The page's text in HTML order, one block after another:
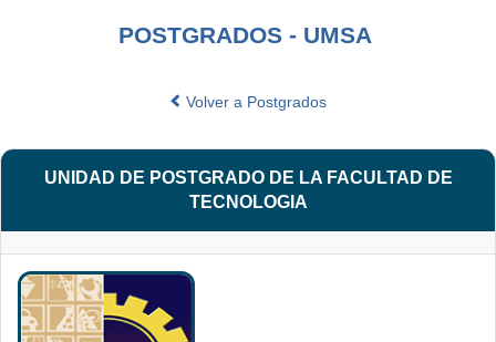
POSTGRADOS - UMSA
Volver a Postgrados
UNIDAD DE POSTGRADO DE LA FACULTAD DE
TECNOLOGIA